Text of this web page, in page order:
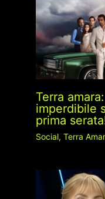
Terra
imperdibile
prima
Social, Terra